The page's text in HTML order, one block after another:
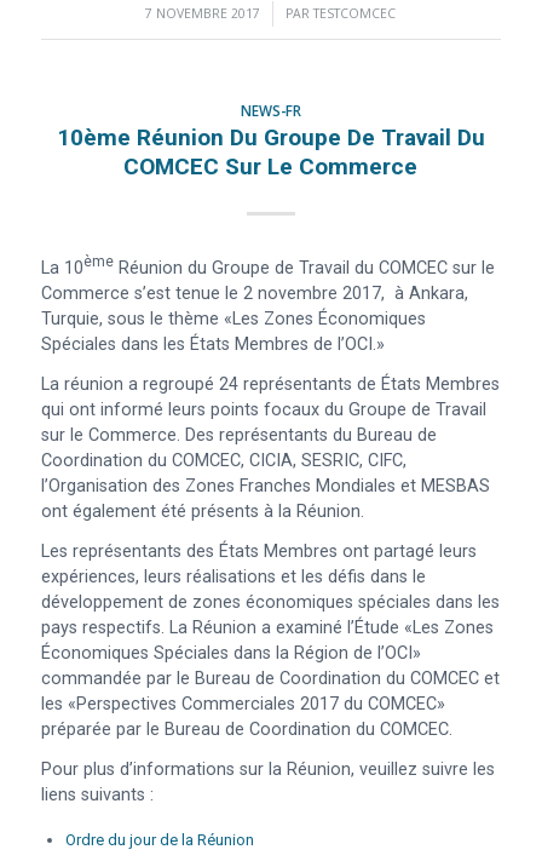
7 NOVEMBRE 2017
/ PARTESTCOMCEC
NEWS-FR
10ème Réunion Du Groupe De Travail Du
COMCEC Sur Le Commerce
La 10ÈmeRéunion du Groupe de Travail du COMCEC sur le
Commerce s’est tenue le 2 novembre 2017, à Ankara,
Turquie, sous le thème «Les Zones Économiques
Spéciales dans les États Membres de l’OCI.»
La réunion a regroupé 24 représentants de États Membres
qui ont informé leurs points focaux du Groupe de Travail
sur le Commerce. Des représentants du Bureau de
Coordination du COMCEC, CICIA, SESRIC, CIFC,
l’Organisation des Zones Franches Mondiales et MESBAS
ont également été présents à la Réunion.
Les représentants des États Membres ont partagé leurs
expériences, leurs réalisations et les défis dans le
développement de zones économiques spéciales dans les
pays respectifs. La Réunion a examiné l’Étude «Les Zones
Économiques Spéciales dans la Région de l’OCI»
commandée par le Bureau de Coordination du COMCEC et
les «Perspectives Commerciales 2017 du COMCEC»
préparée par le Bureau de Coordination du COMCEC.
Pour plus d’informations sur la Réunion, veuillez suivre les
liens suivants :
Ordre du jour de la Réunion